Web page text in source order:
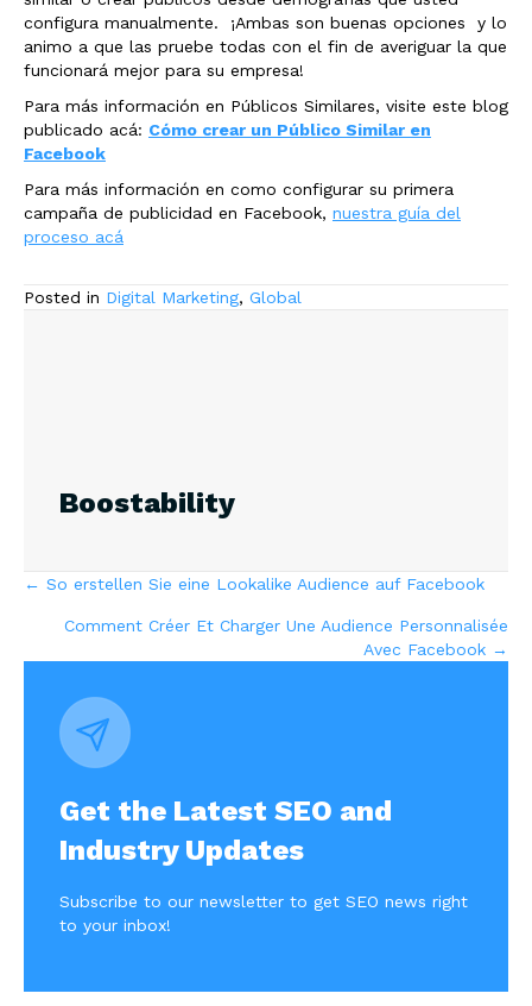
configura manualmente. ¡Ambas son buenas opciones y lo
animo a que las pruebe todas con el fin de averiguar la que
funcionará mejor para su empresa!
Para más información en Públicos Similares, visite este blog
publicado acá: Cómo crear un Público Similar en
Facebook
Para más información en como configurar su primera
campaña de publicidad en Facebook, nuestra guía del
proceso acá
Posted in Digital Marketing, Global
Boostability
Posts
navigation
← So erstellen Sie eine Lookalike Audience auf Facebook
Comment Créer Et Charger Une Audience Personnalisée
Avec Facebook →
Get the Latest SEO and
Industry Updates
Subscribe to our newsletter to get SEO news right
to your inbox!